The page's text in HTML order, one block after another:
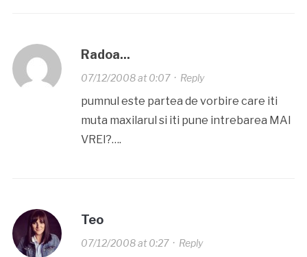
Radoa...
07/12/2008 at 0:07· Reply
pumnul este partea de vorbire care iti
muta maxilarul si iti pune intrebarea MAI
VREI?….
Teo
07/12/2008 at 0:27· Reply